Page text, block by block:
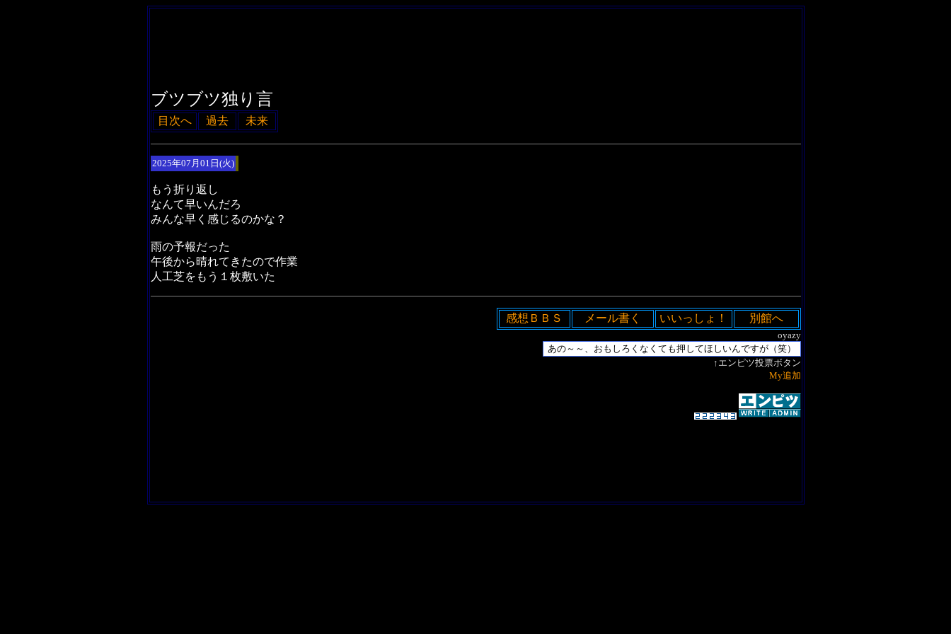
ブツブツ独り言
目次へ 過去 未来
2025年07月01日(火)
もう折り返し
なんて早いんだろ
みんな早く感じるのかな？
雨の予報だった
午後から晴れてきたので作業
人工芝をもう１枚敷いた
感想ＢＢＳ メール書く いいっしょ！ 別館へ
oyazy
↑エンピツ投票ボタン
My追加